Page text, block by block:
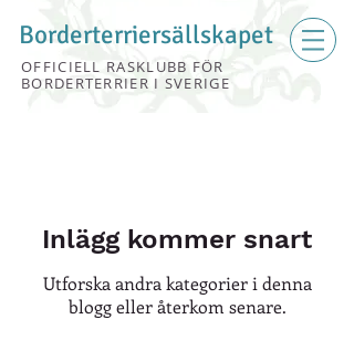
Borderterriersällskapet
OFFICIELL RASKLUBB FÖR
BORDERTERRIER I SVERIGE
Inlägg kommer snart
Utforska andra kategorier i denna
blogg eller återkom senare.